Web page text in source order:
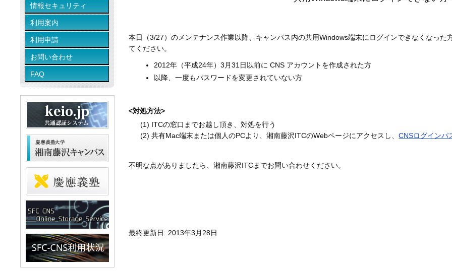
情報セキュリティ
利用案内
利用申請
お問い合わせ
FAQ
本日（3/27）のメンテナンス作業以降、キャンパス内の共用Windows端末にログインできなくなっ
てください。
2012年（平成24年）3月31日以前に CNS アカウントを作成された方
以降、一度もパスワードを変更されていない方
<対処方法>
(1) ITCの窓口までお越し頂き、対処を行う
(2) 共有Mac端末または個人のPCより、湘南藤沢ITCのWebページにアクセスし、CNSログインパ
不明な点がありましたら、湘南藤沢ITCまでお問い合わせください。
最終更新日: 2013年3月28日